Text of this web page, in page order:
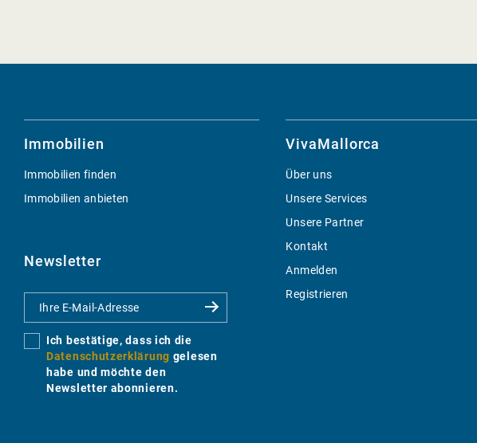
Immobilien
Immobilien finden
Immobilien anbieten
Newsletter
Ich bestätige, dass ich die
Datenschutzerklärung gelesen
habe und möchte den
Newsletter abonnieren.
VivaMallorca
Über uns
Unsere Services
Unsere Partner
Kontakt
Anmelden
Registrieren